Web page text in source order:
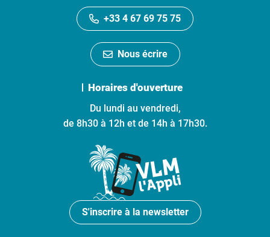
+33 4 67 69 75 75
Nous écrire
Horaires d'ouverture
Du lundi au vendredi,
de 8h30 à 12h et de 14h à 17h30.
S'inscrire à la newsletter